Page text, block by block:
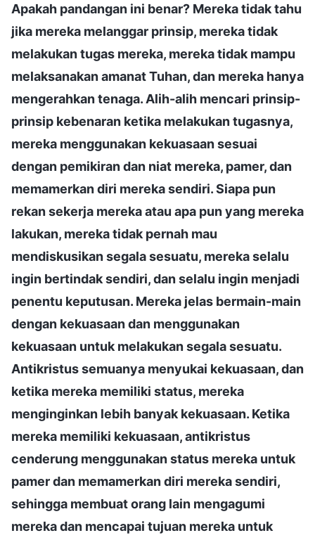
Apakah pandangan ini benar? Mereka tidak tahu
jika mereka melanggar prinsip, mereka tidak
melakukan tugas mereka, mereka tidak mampu
melaksanakan amanat Tuhan, dan mereka hanya
mengerahkan tenaga. Alih-alih mencari prinsip-
prinsip kebenaran ketika melakukan tugasnya,
mereka menggunakan kekuasaan sesuai
dengan pemikiran dan niat mereka, pamer, dan
memamerkan diri mereka sendiri. Siapa pun
rekan sekerja mereka atau apa pun yang mereka
lakukan, mereka tidak pernah mau
mendiskusikan segala sesuatu, mereka selalu
ingin bertindak sendiri, dan selalu ingin menjadi
penentu keputusan. Mereka jelas bermain-main
dengan kekuasaan dan menggunakan
kekuasaan untuk melakukan segala sesuatu.
Antikristus semuanya menyukai kekuasaan, dan
ketika mereka memiliki status, mereka
menginginkan lebih banyak kekuasaan. Ketika
mereka memiliki kekuasaan, antikristus
cenderung menggunakan status mereka untuk
pamer dan memamerkan diri mereka sendiri,
sehingga membuat orang lain mengagumi
mereka dan mencapai tujuan mereka untuk